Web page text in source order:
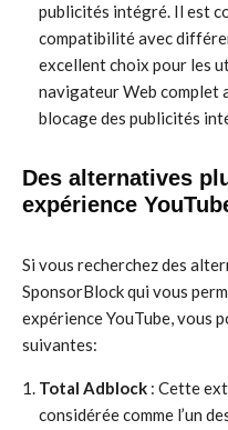
publicités intégré. Il est
compatibilité avec
excellent choix pour les
navigateur Web complet
blocage des publicités
Des alternatives
expérience
Si vous recherchez des
SponsorBlock qui vous
expérience YouTube, vous
suivantes:
Total Adblock : Cette
considérée comme l’un